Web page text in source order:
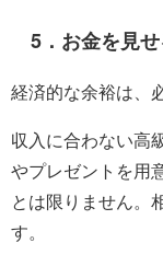
5．お金を見
経済的な余裕は、
収入に合わない高
やプレゼントを用
とは限りません。
す。